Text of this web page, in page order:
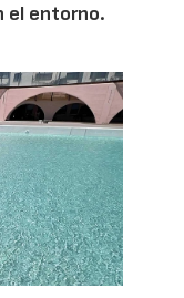
el entorno.